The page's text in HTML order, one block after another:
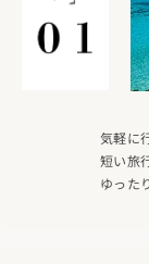
気軽に
短い旅
ゆった